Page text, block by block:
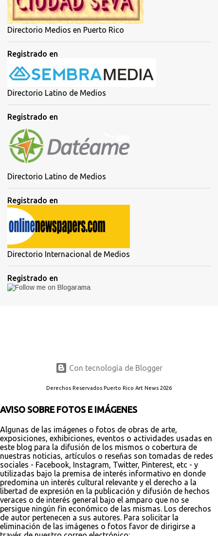
Directorio Medios en Puerto Rico
Registrado en
Directorio Latino de Medios
Registrado en
Directorio Latino de Medios
Registrado en
Directorio Internacional de Medios
Registrado en
Con tecnología de Blogger
Derechos Reservados Puerto Rico Art News 2026
AVISO SOBRE FOTOS E IMÁGENES
Algunas de las imágenes o fotos de obras de arte,
exposiciones, exhibiciones, eventos o actividades usadas en
este blog para la difusión de los mismos o cobertura de
nuestras noticias, artículos o reseñas son tomadas de redes
sociales - Facebook, Instagram, Twitter, Pinterest, etc - y
utilizadas bajo la premisa de interés informativo en donde
predomina un interés cultural relevante y el derecho a la
libertad de expresión en la publicación y difusión de hechos
veraces o de interés general bajo el amparo que no se
persigue ningún fin económico de las mismas. Los derechos
de autor pertenecen a sus autores. Para solicitar la
eliminación de las imágenes o fotos favor de dirigirse a